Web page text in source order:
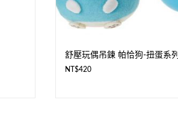
舒壓玩偶吊鍊 帕恰狗-扭蛋系列
NT$420